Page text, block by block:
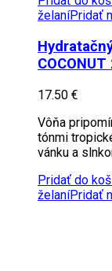
želaníPridať
COCONUT
17.50 €
Vôňa
tónmi
vánku a
Pridať do
želaníPridať